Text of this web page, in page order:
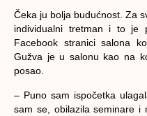
Čeka ju bolja budućnost. Za
individualni tretman i to je
Facebook stranici salona
Gužva je u salonu kao na
posao.
– Puno sam ispočetka
sam se, obilazila seminare i